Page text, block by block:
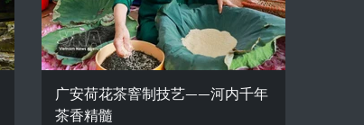
广安荷花茶窨制技艺——河内千年
茶香精髓